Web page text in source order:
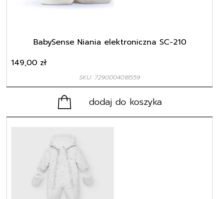
BabySense Niania elektroniczna SC-210
SKU: 7290004018559
149,00 zł
dodaj do koszyka